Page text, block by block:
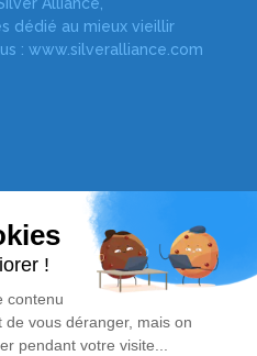
dédié au mieux vieillir
: www.silveralliance.com